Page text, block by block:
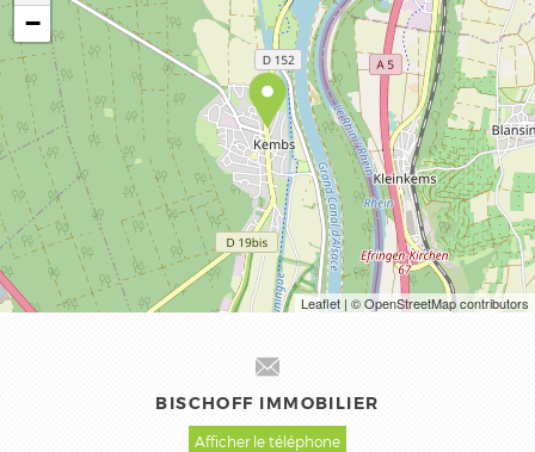
−
Leaflet| © OpenStreetMap contributors
BISCHOFF IMMOBILIER
Afficher le téléphone